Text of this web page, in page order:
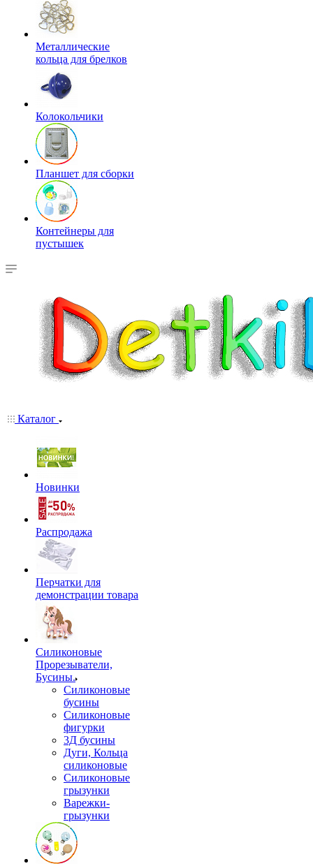
Металлические
кольца для брелков
Колокольчики
Планшет для сборки
Контейнеры для
пустышек
Каталог
Новинки
Распродажа
Перчатки для
демонстрации товара
Силиконовые
Прорезыватели,
Бусины.
Силиконовые
бусины
Силиконовые
фигурки
3Д бусины
Дуги, Кольца
силиконовые
Силиконовые
грызунки
Варежки-
грызунки